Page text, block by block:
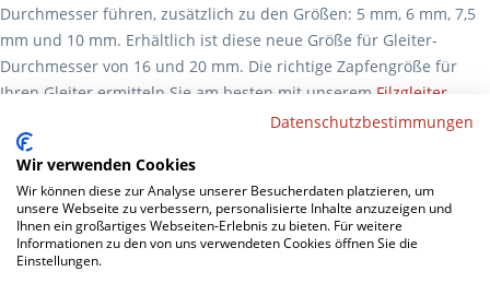
Durchmesser führen, zusätzlich zu den Größen: 5 mm, 6 mm, 7,5
mm und 10 mm. Erhältlich ist diese neue Größe für Gleiter-
Durchmesser von 16 und 20 mm. Die richtige Zapfengröße für
Ihren Gleiter ermitteln Sie am besten mit unserem Filzgleiter-
Sämtliche Vorteile der Kaspar-Serie bringen natürlich auch die
neuen Größen mit. Zu erwähnen sind insbesondere die von Hand
verschweißte Filzfläche für maximalen Halt, sowie den robusten
und langlebigen Wollfilz, der den Boden optimal vor Kratzern
schützt und Geräusche beim Verschieben der Stühle auf ein
Datenschutzbestimmungen
Wir verwenden Cookies
Wir können diese zur Analyse unserer Besucherdaten platzieren, um
unsere Webseite zu verbessern, personalisierte Inhalte anzuzeigen und
Ihnen ein großartiges Webseiten-Erlebnis zu bieten. Für weitere
Informationen zu den von uns verwendeten Cookies öffnen Sie die
Einstellungen.